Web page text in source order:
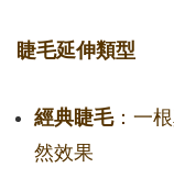
睫毛延伸類型
經典睫毛：一
然效果